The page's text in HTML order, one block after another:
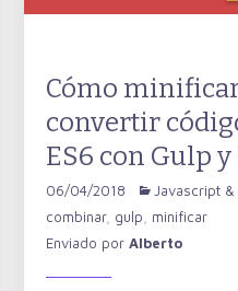
Cómo
convertir
ES6 con Gulp y
06/04/2018 Javascript
combinar, gulp, minificar
Enviado por Alberto